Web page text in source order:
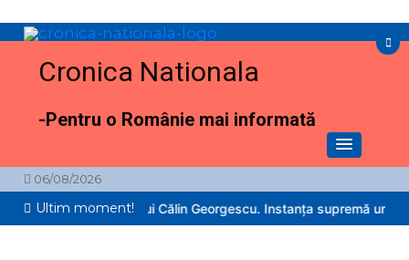
Cronica Nationala
-Pentru o Românie mai informată
06/08/2026
Ultim moment!
nu procesul lui Călin Georgescu. Instanța supremă urmează